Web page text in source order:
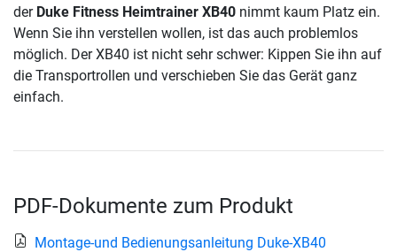
der Duke Fitness Heimtrainer XB40 nimmt kaum Platz ein.
Wenn Sie ihn verstellen wollen, ist das auch problemlos
möglich. Der XB40 ist nicht sehr schwer: Kippen Sie ihn auf
die Transportrollen und verschieben Sie das Gerät ganz
einfach.
PDF-Dokumente zum Produkt
Montage-und Bedienungsanleitung Duke-XB40